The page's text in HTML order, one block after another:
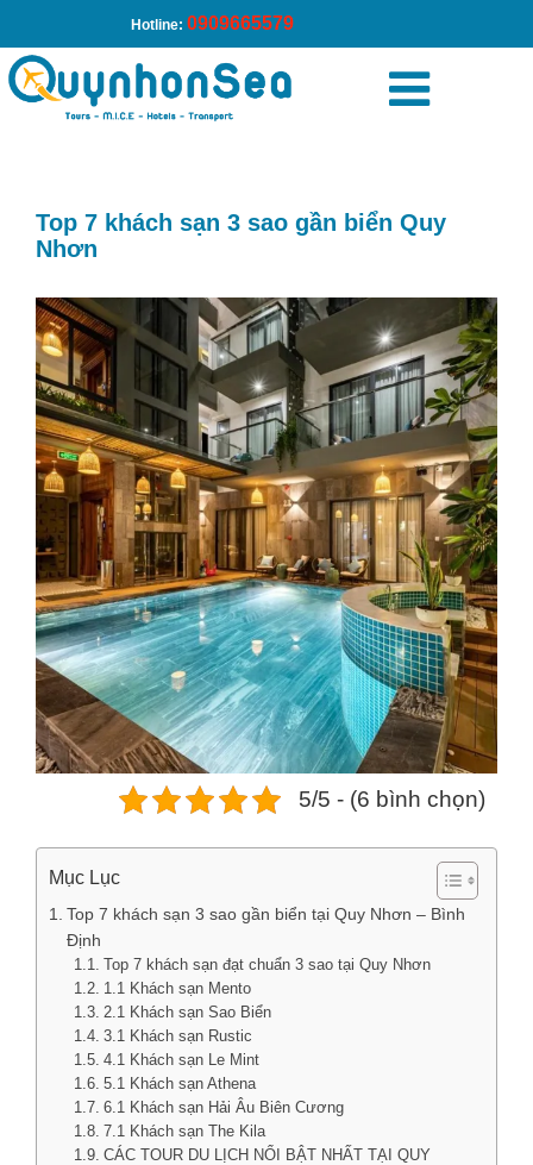
Hotline: 0909665579
Trang chủ»Top 7 khách sạn 3 sao gần biển Quy Nhơn
Top 7 khách sạn 3 sao gần biển Quy
Nhơn
5/5 - (6 bình chọn)
Mục Lục
Top 7 khách sạn 3 sao gần biển tại Quy Nhơn – Bình
Định
Top 7 khách sạn đạt chuẩn 3 sao tại Quy Nhơn
1.1 Khách sạn Mento
2.1 Khách sạn Sao Biển
3.1 Khách sạn Rustic
4.1 Khách sạn Le Mint
5.1 Khách sạn Athena
6.1 Khách sạn Hải Âu Biên Cương
7.1 Khách sạn The Kila
CÁC TOUR DU LỊCH NỔI BẬT NHẤT TẠI QUY